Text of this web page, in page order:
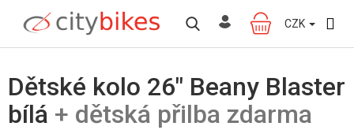
obsah
NÁKUPNÍ
KOŠÍK
CZK
Dětské kolo 26" Beany Blaster
bílá + dětská přilba zdarma